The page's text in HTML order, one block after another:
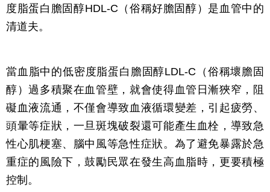
度脂蛋白膽固醇HDL-C（俗稱好膽固醇）是血管中的
清道夫。
當血脂中的低密度脂蛋白膽固醇LDL-C（俗稱壞膽固
醇）過多積聚在血管壁，就會使得血管日漸狹窄，阻
礙血液流通，不僅會導致血液循環變差，引起疲勞、
頭暈等症狀，一旦斑塊破裂還可能產生血栓，導致急
性心肌梗塞、腦中風等急性症狀。為了避免暴露於急
重症的風險下，鼓勵民眾在發生高血脂時，更要積極
控制。